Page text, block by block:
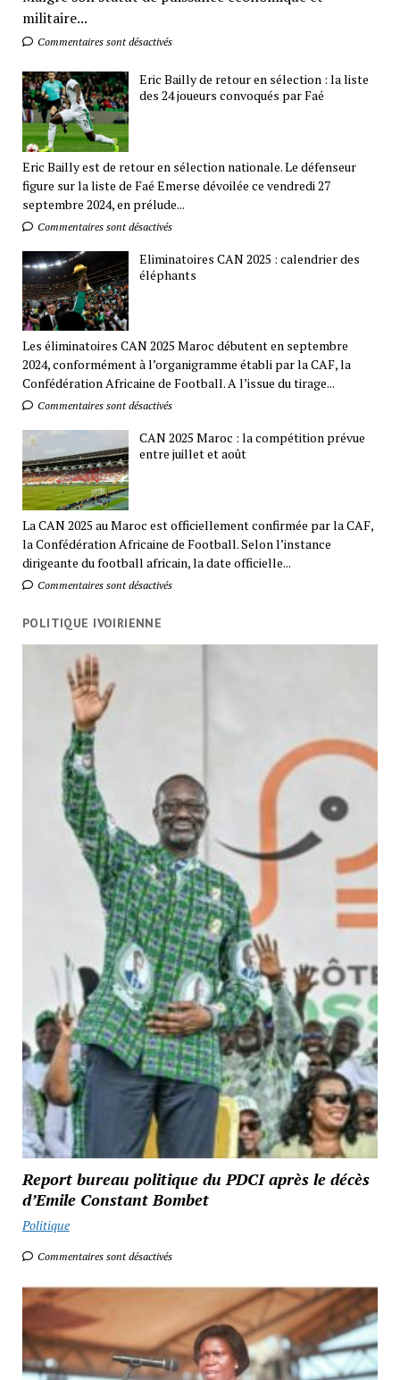
militaire...
Commentaires sont désactivés
Eric Bailly de retour en sélection : la liste
des 24 joueurs convoqués par Faé
Eric Bailly est de retour en sélection nationale. Le défenseur
figure sur la liste de Faé Emerse dévoilée ce vendredi 27
septembre 2024, en prélude...
Commentaires sont désactivés
Eliminatoires CAN 2025 : calendrier des
éléphants
Les éliminatoires CAN 2025 Maroc débutent en septembre
2024, conformément à l’organigramme établi par la CAF, la
Confédération Africaine de Football. A l’issue du tirage...
Commentaires sont désactivés
CAN 2025 Maroc : la compétition prévue
entre juillet et août
La CAN 2025 au Maroc est officiellement confirmée par la CAF,
la Confédération Africaine de Football. Selon l’instance
dirigeante du football africain, la date officielle...
Commentaires sont désactivés
POLITIQUE IVOIRIENNE
Report bureau politique du PDCI après le décès
d’Emile Constant Bombet
Politique
Commentaires sont désactivés